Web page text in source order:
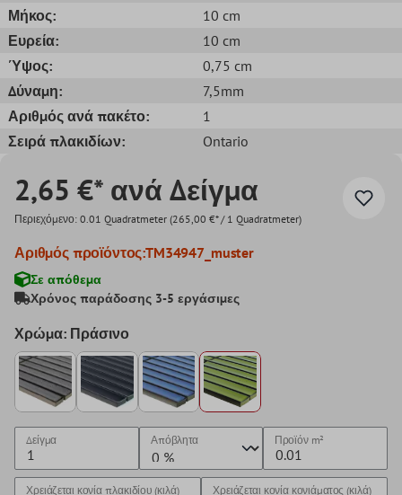
Μήκος:
10 cm
Ευρεία:
10 cm
Ύψος:
0,75 cm
Δύναμη:
7,5mm
Αριθμός ανά πακέτο:
1
Σειρά πλακιδίων:
Ontario
2,65 €* ανά Δείγμα
Περιεχόμενο: 0.01 Quadratmeter (265,00 €* / 1 Quadratmeter)
Αριθμός προϊόντος:TM34947_muster
Σε απόθεμα
Χρόνος παράδοσης 3-5 εργάσιμες
Χρώμα: Πράσινο
Δείγμα Απόβλητα Προϊόνm²
Χρειάζεται κονία πλακιδίου (κιλά) Χρειάζεται κονία κονιάματος (κιλά)